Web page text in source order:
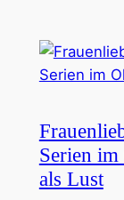
Serien
als Lust